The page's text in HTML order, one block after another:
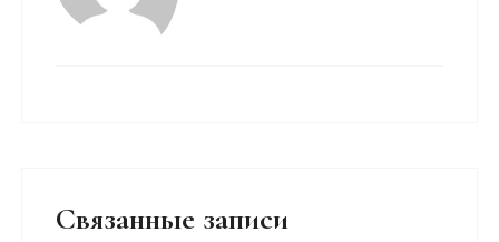
Связанные записи